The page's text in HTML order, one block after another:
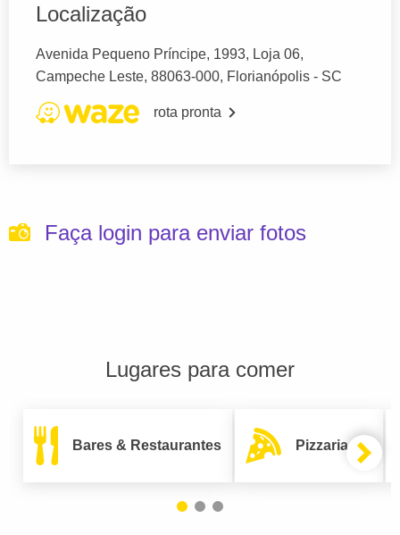
Localização
Avenida Pequeno Príncipe, 1993, Loja 06,
Campeche Leste, 88063-000, Florianópolis - SC
rota pronta
Faça login para enviar fotos
Lugares para comer
Bares & Restaurantes Pizzarias